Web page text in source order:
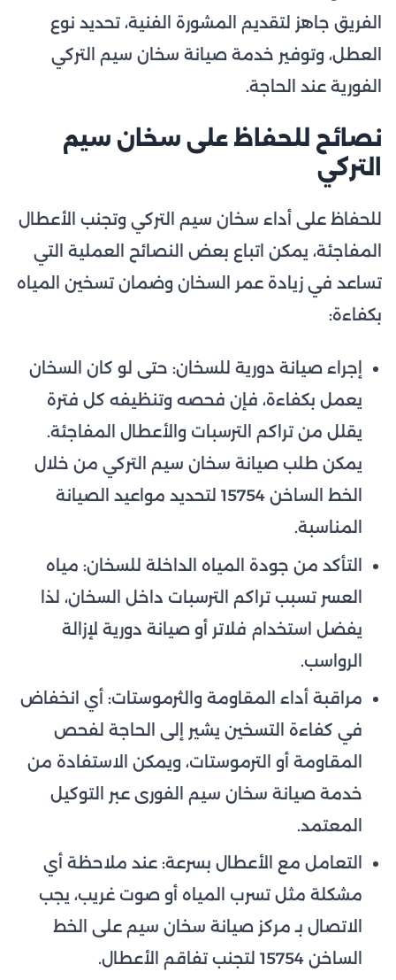
الفريق جاهز لتقديم المشورة الفنية، تحديد نوع
العطل، وتوفير خدمة صيانة سخان سيم التركي
الفورية عند الحاجة.
نصائح للحفاظ على سخان سيم
التركي
للحفاظ على أداء سخان سيم التركي وتجنب الأعطال
المفاجئة، يمكن اتباع بعض النصائح العملية التي
تساعد في زيادة عمر السخان وضمان تسخين المياه
بكفاءة:
إجراء صيانة دورية للسخان: حتى لو كان السخان
يعمل بكفاءة، فإن فحصه وتنظيفه كل فترة
يقلل من تراكم الترسبات والأعطال المفاجئة.
يمكن طلب صيانة سخان سيم التركي من خلال
الخط الساخن 15754 لتحديد مواعيد الصيانة
المناسبة.
التأكد من جودة المياه الداخلة للسخان: مياه
العسر تسبب تراكم الترسبات داخل السخان، لذا
يفضل استخدام فلاتر أو صيانة دورية لإزالة
الرواسب.
مراقبة أداء المقاومة والثرموستات: أي انخفاض
في كفاءة التسخين يشير إلى الحاجة لفحص
المقاومة أو الترموستات، ويمكن الاستفادة من
خدمة صيانة سخان سيم الفورى عبر التوكيل
المعتمد.
التعامل مع الأعطال بسرعة: عند ملاحظة أي
مشكلة مثل تسرب المياه أو صوت غريب، يجب
الاتصال بـ مركز صيانة سخان سيم على الخط
الساخن 15754 لتجنب تفاقم الأعطال.